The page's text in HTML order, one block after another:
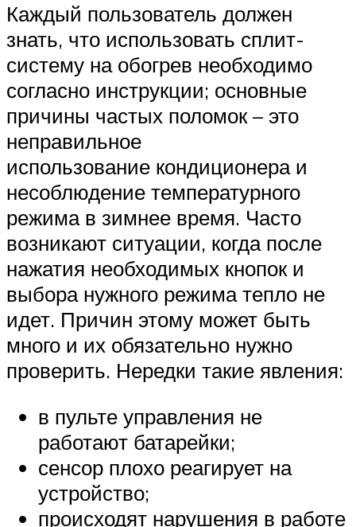
Каждый пользователь должен
знать, что использовать сплит-
систему на обогрев необходимо
согласно инструкции; основные
причины частых поломок – это
неправильное
использование кондиционера и
несоблюдение температурного
режима в зимнее время. Часто
возникают ситуации, когда после
нажатия необходимых кнопок и
выбора нужного режима тепло не
идет. Причин этому может быть
много и их обязательно нужно
проверить. Нередки такие явления:
в пульте управления не
работают батарейки;
сенсор плохо реагирует на
устройство;
происходят нарушения в работе